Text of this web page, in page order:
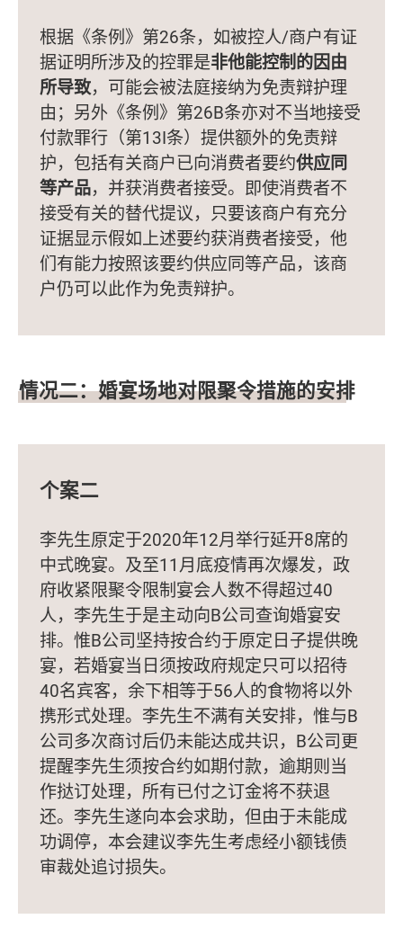
根据《条例》第26条，如被控人/商户有证
据证明所涉及的控罪是非他能控制的因由
所导致，可能会被法庭接纳为免责辩护理
由；另外《条例》第26B条亦对不当地接受
付款罪行（第13I条）提供额外的免责辩
护，包括有关商户已向消费者要约供应同
等产品，并获消费者接受。即使消费者不
接受有关的替代提议，只要该商户有充分
证据显示假如上述要约获消费者接受，他
们有能力按照该要约供应同等产品，该商
户仍可以此作为免责辩护。
情况二：婚宴场地对限聚令措施的安排
个案二
李先生原定于2020年12月举行延开8席的
中式晚宴。及至11月底疫情再次爆发，政
府收紧限聚令限制宴会人数不得超过40
人，李先生于是主动向B公司查询婚宴安
排。惟B公司坚持按合约于原定日子提供晚
宴，若婚宴当日须按政府规定只可以招待
40名宾客，余下相等于56人的食物将以外
携形式处理。李先生不满有关安排，惟与B
公司多次商讨后仍未能达成共识，B公司更
提醒李先生须按合约如期付款，逾期则当
作挞订处理，所有已付之订金将不获退
还。李先生遂向本会求助，但由于未能成
功调停，本会建议李先生考虑经小额钱债
审裁处追讨损失。